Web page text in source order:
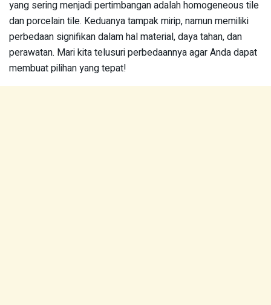
yang sering menjadi pertimbangan adalah homogeneous tile
dan porcelain tile. Keduanya tampak mirip, namun memiliki
perbedaan signifikan dalam hal material, daya tahan, dan
perawatan. Mari kita telusuri perbedaannya agar Anda dapat
membuat pilihan yang tepat!